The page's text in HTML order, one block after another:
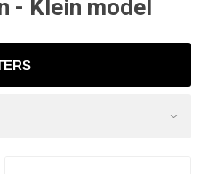
- Klein model